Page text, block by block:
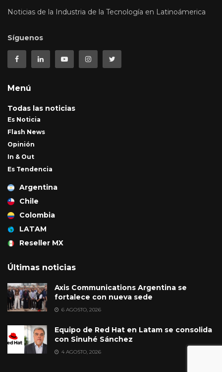
Noticias de la Industria de la Tecnología en Latinoámerica
Síguenos
Menú
Todas las noticias
Es Noticia
Flash News
Opinión
In & Out
Es Tendencia
Argentina
Chile
Colombia
LATAM
Reseller MX
Últimas noticias
Axis Communications Argentina se
fortalece con nueva sede
6 AGOSTO, 2026
Equipo de Red Hat en Latam se consolida
con Sinuhé Sánchez
4 AGOSTO, 2026